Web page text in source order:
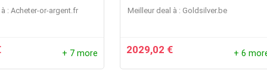
: acheter-or-argent.fr
+ 7 more
Meilleur deal à : goldsilver.be
2029,02 € + 6